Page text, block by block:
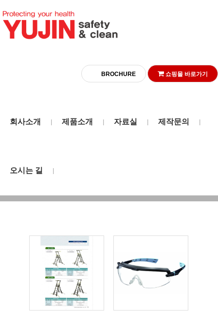
BROCHURE 쇼핑몰 바로가기
회사소개 제품소개 자료실 제작문의
오시는 길